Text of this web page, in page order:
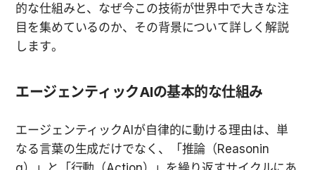
的な仕組みと、なぜ今この技術が世界中で大きな注
目を集めているのか、その背景について詳しく解説
します。
エージェンティックAIの基本的な仕組み
エージェンティックAIが自律的に動ける理由は、単
なる言葉の生成だけでなく、「推論（Reasonin